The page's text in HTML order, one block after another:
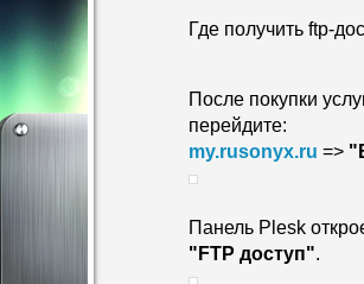
Где получить ftp-
После покупки
перейдите:
my.rusonyx.ru =>
"FTP доступ".